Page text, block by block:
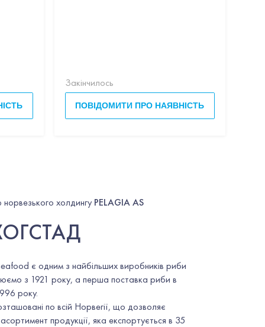
Закінчилось
ПОВІДОМИТИ ПРО НАЯВНІСТЬ
холдингу PELAGIA AS
є одним з найбільших виробників риби
з 1921 року, а перша поставка риби в
року.
по всій Норвегії, що дозволяє
продукції, яка експортується в 35